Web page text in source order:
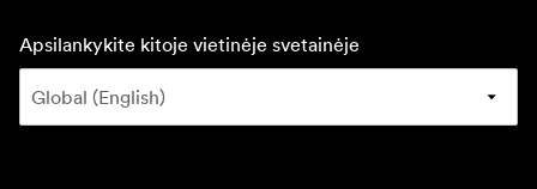
Apsilankykite kitoje vietinėje svetainėje